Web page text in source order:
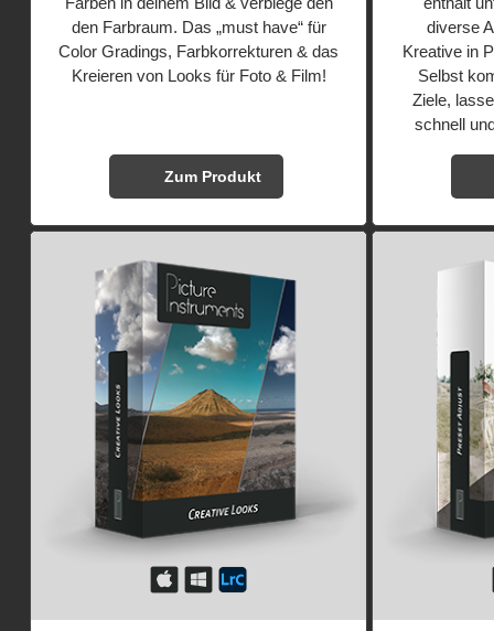
den Farbraum. Das „must have“ für
Color Gradings, Farbkorrekturen & das
Kreieren von Looks für Foto & Film!
Zum Produkt
diverse
Kreative in
Selbst
Ziele,
schnell